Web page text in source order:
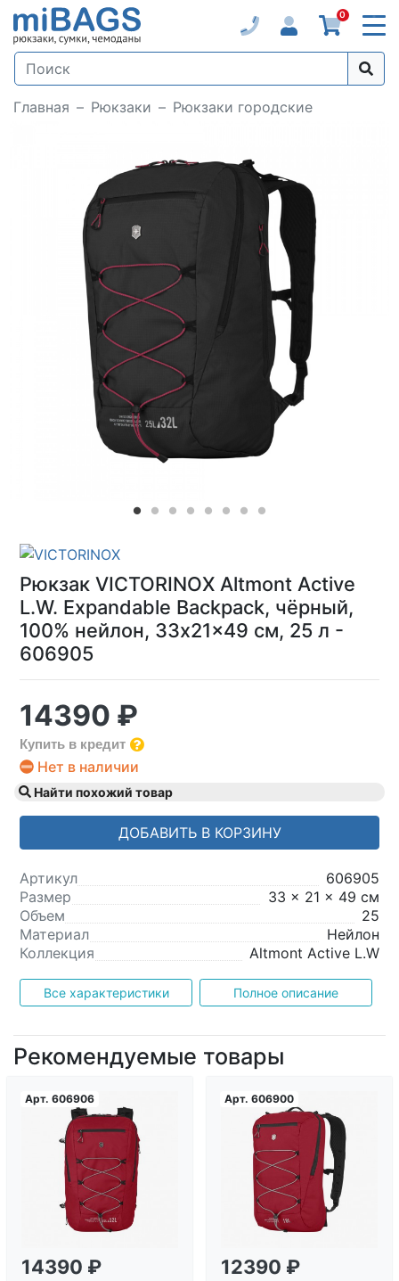
0
Главная Рюкзаки Рюкзаки городские
Loading...
Рюкзак VICTORINOX Altmont Active
L.W. Expandable Backpack, чёрный,
100% нейлон, 33x21x49 см, 25 л -
606905
14390 ₽
Купить в кредит
Нет в наличии
Найти похожий товар
ДОБАВИТЬ В КОРЗИНУ
Артикул
606905
Размер
33 x 21 x 49 см
Объем
25
Материал
Нейлон
Коллекция
Altmont Active L.W
Все характеристики Полное описание
Рекомендуемые товары
Арт. 606906
Загрузка...
14390 ₽
Арт. 606900
Загрузка...
12390 ₽